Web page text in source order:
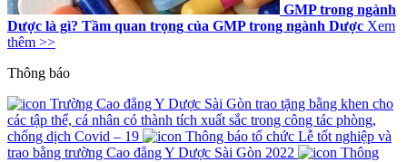
GMP trong ngành
Dược là gì? Tầm quan trọng của GMP trong ngành Dược Xem
thêm >>
Thông báo
Trường Cao đẳng Y Dược Sài Gòn trao tặng bằng khen cho
các tập thể, cá nhân có thành tích xuất sắc trong công tác phòng,
chống dịch Covid – 19
Thông báo tổ chức Lễ tốt nghiệp và
trao bằng trường Cao đẳng Y Dược Sài Gòn 2022
Thông